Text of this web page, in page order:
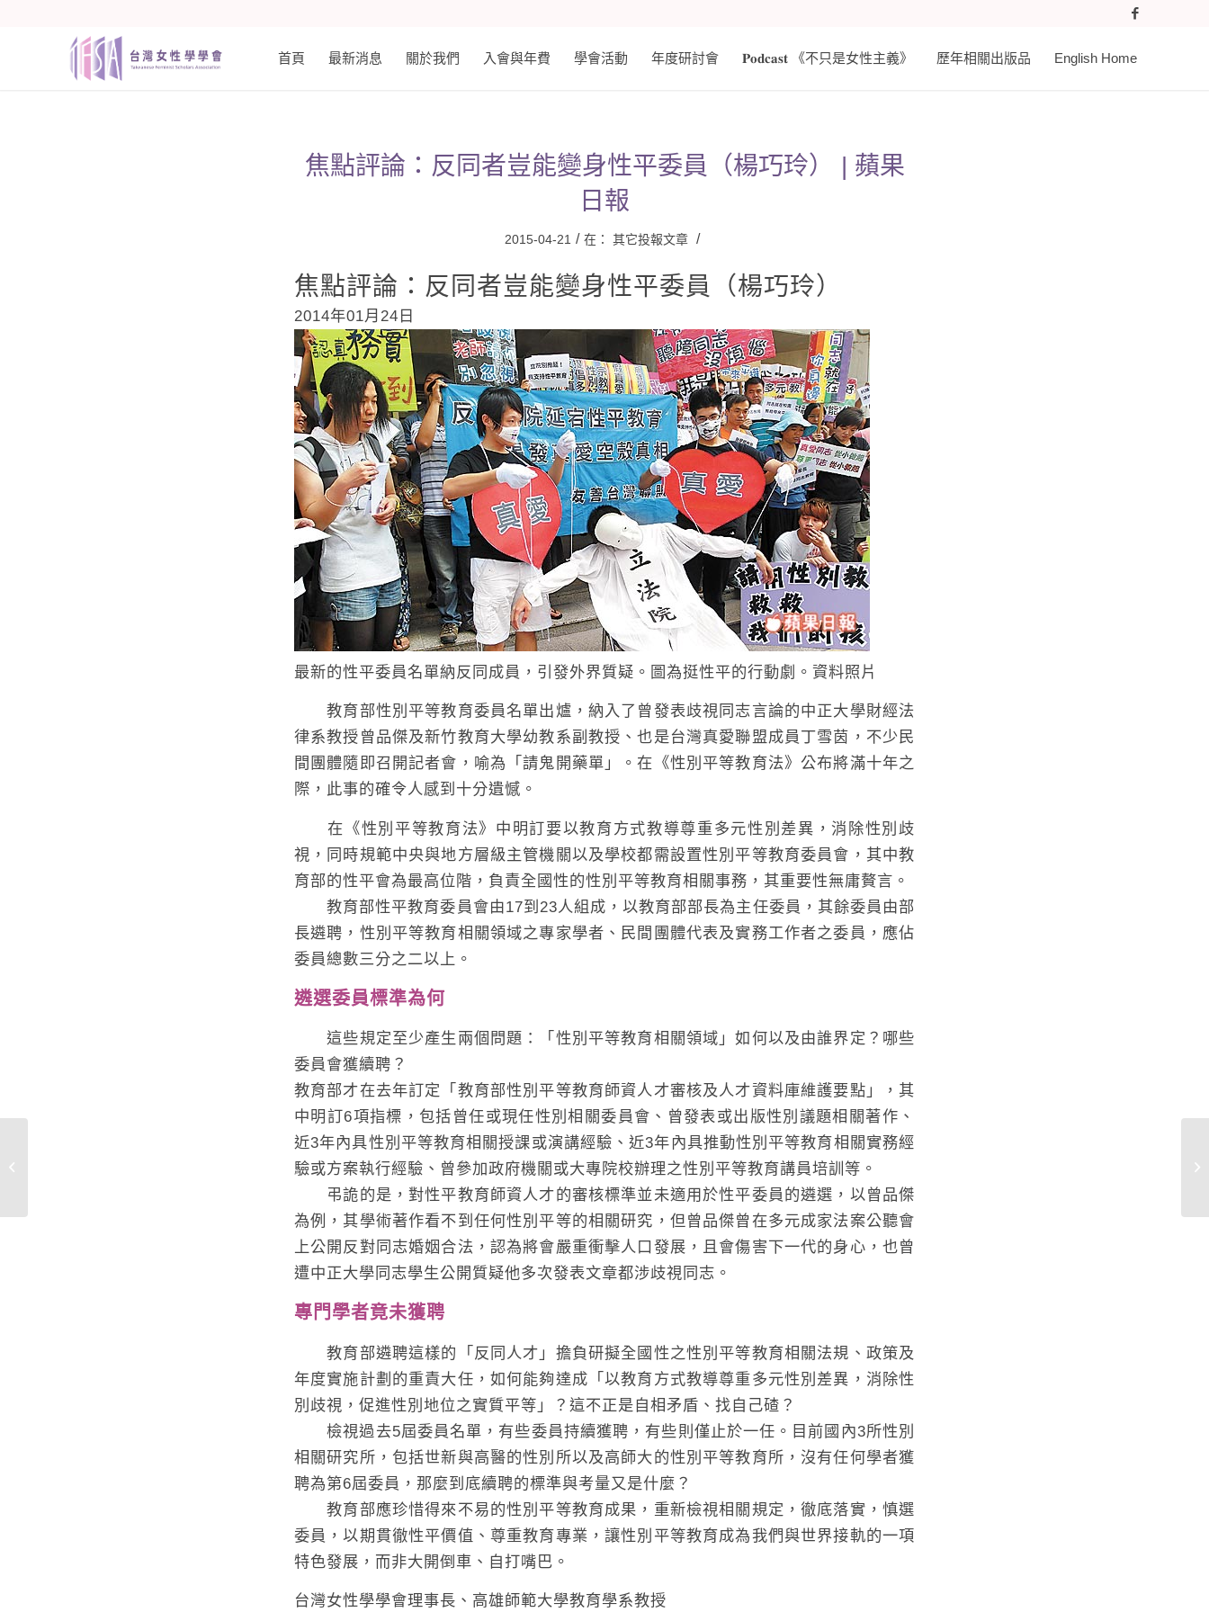
首頁 最新消息 關於我們 入會與年費 學會活動 年度研討會 𝐏𝐨𝐝𝐜𝐚𝐬𝐭 《不只是女性主義》 歷年相關出版品 English Home
焦點評論：反同者豈能變身性平委員（楊巧玲） | 蘋果
日報
2015-04-21 / 在： 其它投報文章 /
焦點評論：反同者豈能變身性平委員（楊巧玲）
2014年01月24日
最新的性平委員名單納反同成員，引發外界質疑。圖為挺性平的行動劇。資料照片
教育部性別平等教育委員名單出爐，納入了曾發表歧視同志言論的中正大學財經法
律系教授曾品傑及新竹教育大學幼教系副教授、也是台灣真愛聯盟成員丁雪茵，不少民
間團體隨即召開記者會，喻為「請鬼開藥單」。在《性別平等教育法》公布將滿十年之
際，此事的確令人感到十分遺憾。
在《性別平等教育法》中明訂要以教育方式教導尊重多元性別差異，消除性別歧
視，同時規範中央與地方層級主管機關以及學校都需設置性別平等教育委員會，其中教
育部的性平會為最高位階，負責全國性的性別平等教育相關事務，其重要性無庸贅言。
教育部性平教育委員會由17到23人組成，以教育部部長為主任委員，其餘委員由部
長遴聘，性別平等教育相關領域之專家學者、民間團體代表及實務工作者之委員，應佔
委員總數三分之二以上。
遴選委員標準為何
這些規定至少產生兩個問題：「性別平等教育相關領域」如何以及由誰界定？哪些
委員會獲續聘？
教育部才在去年訂定「教育部性別平等教育師資人才審核及人才資料庫維護要點」，其
中明訂6項指標，包括曾任或現任性別相關委員會、曾發表或出版性別議題相關著作、
近3年內具性別平等教育相關授課或演講經驗、近3年內具推動性別平等教育相關實務經
驗或方案執行經驗、曾參加政府機關或大專院校辦理之性別平等教育講員培訓等。
弔詭的是，對性平教育師資人才的審核標準並未適用於性平委員的遴選，以曾品傑
為例，其學術著作看不到任何性別平等的相關研究，但曾品傑曾在多元成家法案公聽會
上公開反對同志婚姻合法，認為將會嚴重衝擊人口發展，且會傷害下一代的身心，也曾
遭中正大學同志學生公開質疑他多次發表文章都涉歧視同志。
專門學者竟未獲聘
教育部遴聘這樣的「反同人才」擔負研擬全國性之性別平等教育相關法規、政策及
年度實施計劃的重責大任，如何能夠達成「以教育方式教導尊重多元性別差異，消除性
別歧視，促進性別地位之實質平等」？這不正是自相矛盾、找自己碴？
檢視過去5屆委員名單，有些委員持續獲聘，有些則僅止於一任。目前國內3所性別
相關研究所，包括世新與高醫的性別所以及高師大的性別平等教育所，沒有任何學者獲
聘為第6屆委員，那麼到底續聘的標準與考量又是什麼？
教育部應珍惜得來不易的性別平等教育成果，重新檢視相關規定，徹底落實，慎選
委員，以期貫徹性平價值、尊重教育專業，讓性別平等教育成為我們與世界接軌的一項
特色發展，而非大開倒車、自打嘴巴。
台灣女性學學會理事長、高雄師範大學教育學系教授